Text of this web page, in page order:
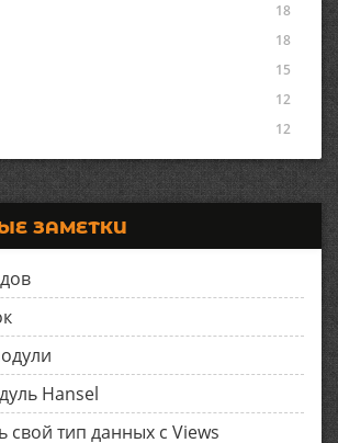
18
18
15
12
12
ЗАМЕТКИ
Hansel
свой тип данных с Views